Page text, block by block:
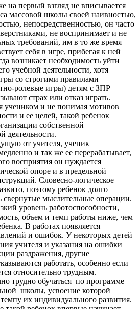
на первый взгляд не вписывается
массовой школы своей наивностью,
непосредственностью, он часто
не воспринимает и не
требований, им в то же время
себя в игре, прибегая к ней
возникает необходимость уйти
учебной деятельности, хотя
со строгими правилами
ролевые игры) детям с ЗПР
страх или отказ играть.
учеником и не понимая мотивов
и ее целей, такой ребенок
собственной
деятельности.
от учителя, ученик
и так же ее перерабатывает,
восприятия он нуждается
опоре и в предельной
Словесно-логическое
поэтому ребенок долго
свернутые мыслительные операции.
уровень работоспособности,
объем и темп работы ниже, чем
В работах появляется
и ошибок. У некоторых детей
учителя и указания на ошибки
раздражения, другие
работать, особенно если
относительно трудным.
трудно обучаться по программе
школы, усвоение которой
темпу их индивидуального развития.